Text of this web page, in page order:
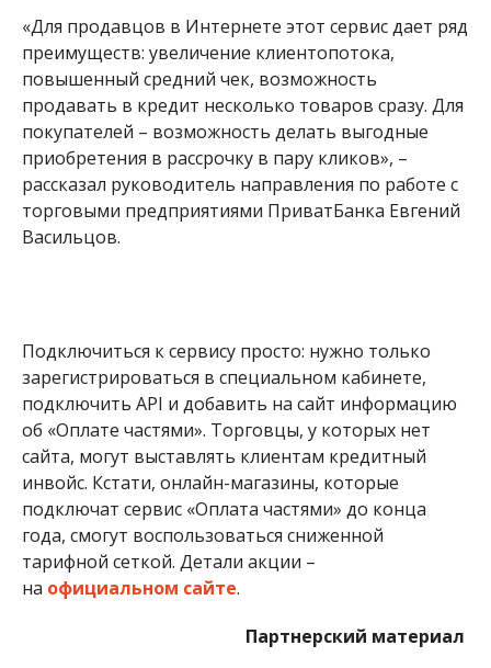
«Для продавцов в Интернете этот сервис дает ряд
преимуществ: увеличение клиентопотока,
повышенный средний чек, возможность
продавать в кредит несколько товаров сразу. Для
покупателей – возможность делать выгодные
приобретения в рассрочку в пару кликов», –
рассказал руководитель направления по работе с
торговыми предприятиями ПриватБанка Евгений
Васильцов.
Подключиться к сервису просто: нужно только
зарегистрироваться в специальном кабинете,
подключить API и добавить на сайт информацию
об «Оплате частями». Торговцы, у которых нет
сайта, могут выставлять клиентам кредитный
инвойс. Кстати, онлайн-магазины, которые
подключат сервис «Оплата частями» до конца
года, смогут воспользоваться сниженной
тарифной сеткой. Детали акции –
на официальном сайте.
Партнерский материал